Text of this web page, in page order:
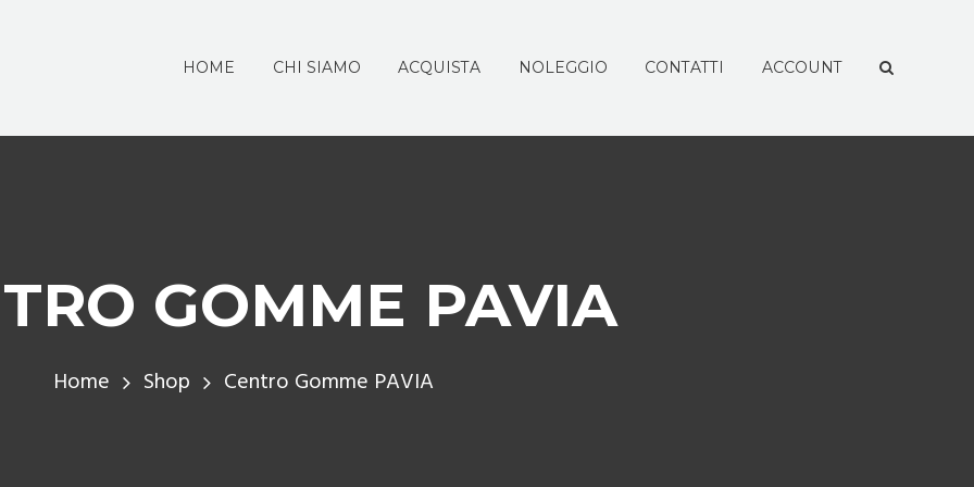
HOME CHI SIAMO ACQUISTA NOLEGGIO CONTATTI ACCOUNT
GOMME PAVIA
Home Shop Centro Gomme PAVIA